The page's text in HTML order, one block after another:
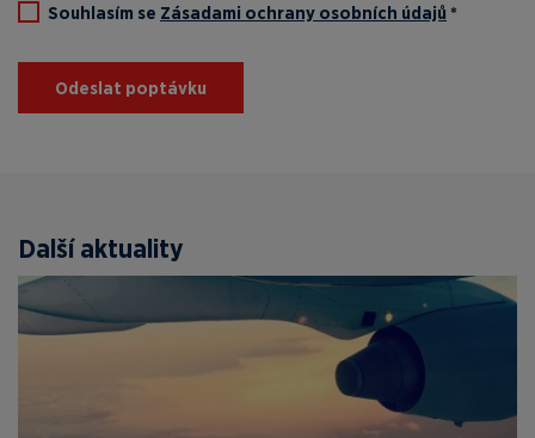
Souhlasím se Zásadami ochrany osobních údajů *
Odeslat poptávku
Další aktuality